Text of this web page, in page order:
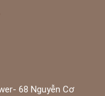
68 Nguyễn Cơ